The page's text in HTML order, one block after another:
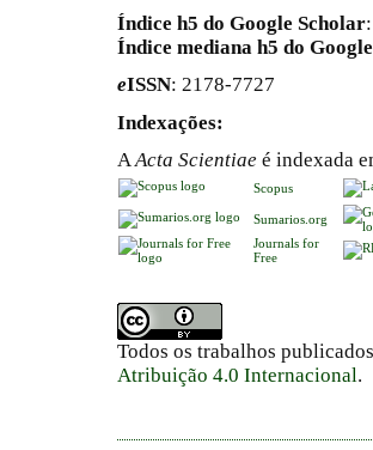
Índice h5 do Google Scholar
Índice mediana h5 do
eISSN: 2178-7727
Indexações:
AActa Scientiae é indexada
Scopus
Sumarios.org
Journals for
Free
Todos os trabalhos
Atribuição 4.0 Internacional.